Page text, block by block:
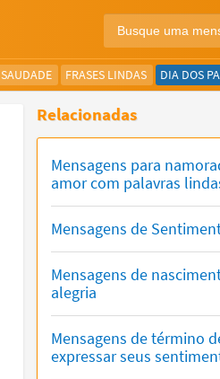
SAUDADE FRASES LINDAS DIA DOS
Relacionadas
Mensagens para
amor com palavras
Mensagens de
Mensagens de
alegria
Mensagens de término
expressar seus